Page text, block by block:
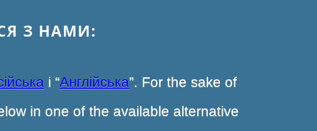
З НАМИ:
і “Англійська”. For the sake of
in one of the available alternative